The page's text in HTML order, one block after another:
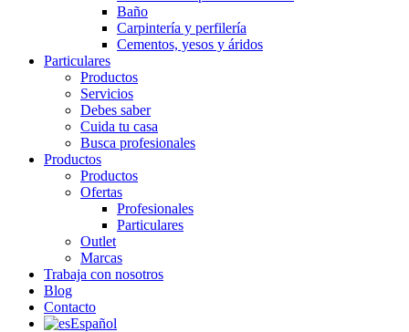
Baño
Carpintería y perfilería
Cementos, yesos y áridos
Particulares
Productos
Servicios
Debes saber
Cuida tu casa
Busca profesionales
Productos
Productos
Ofertas
Profesionales
Particulares
Outlet
Marcas
Trabaja con nosotros
Blog
Contacto
Español